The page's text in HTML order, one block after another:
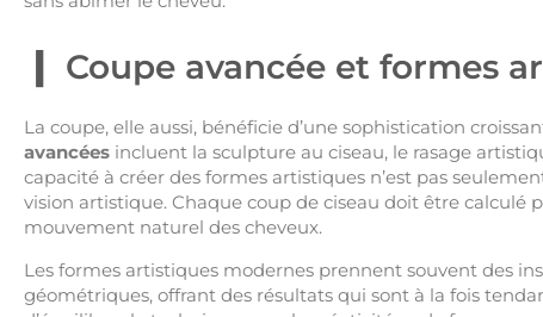
Coupe avancée et formes
La coupe, elle aussi, bénéficie d’une sophistication
avancées incluent la sculpture au ciseau, le rasage
capacité à créer des formes artistiques n’est pas
vision artistique. Chaque coup de ciseau doit être
mouvement naturel des cheveux.
Les formes artistiques modernes prennent souvent des
géométriques, offrant des résultats qui sont à la fois